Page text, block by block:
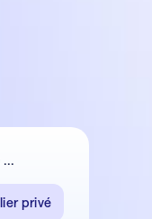
privé